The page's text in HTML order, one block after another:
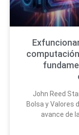
John Reed
Bolsa y Valores
avance de